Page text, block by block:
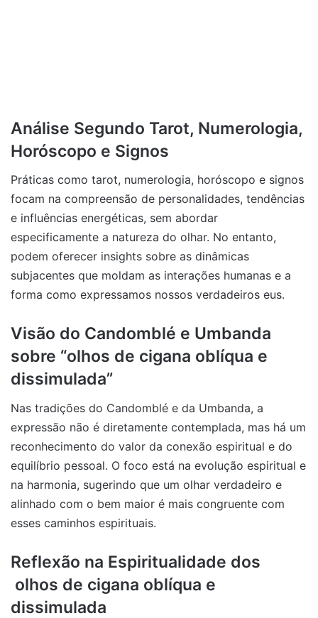
Análise Segundo Tarot, Numerologia,
Horóscopo e Signos
Práticas como tarot, numerologia, horóscopo e signos
focam na compreensão de personalidades, tendências
e influências energéticas, sem abordar
especificamente a natureza do olhar. No entanto,
podem oferecer insights sobre as dinâmicas
subjacentes que moldam as interações humanas e a
forma como expressamos nossos verdadeiros eus.
Visão do Candomblé e Umbanda
sobre “olhos de cigana oblíqua e
dissimulada”
Nas tradições do Candomblé e da Umbanda, a
expressão não é diretamente contemplada, mas há um
reconhecimento do valor da conexão espiritual e do
equilíbrio pessoal. O foco está na evolução espiritual e
na harmonia, sugerindo que um olhar verdadeiro e
alinhado com o bem maior é mais congruente com
esses caminhos espirituais.
Reflexão na Espiritualidade dos
olhos de cigana oblíqua e
dissimulada